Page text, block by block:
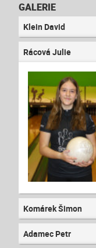
GALERIE
Klein David
Rácová Julie
Komárek Šimon
Adamec Petr